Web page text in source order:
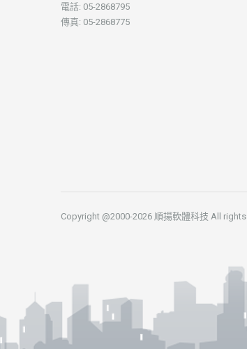
電話: 05-2868795
傳真: 05-2868775
Copyright @2000-2026 順揚軟體科技 All rights